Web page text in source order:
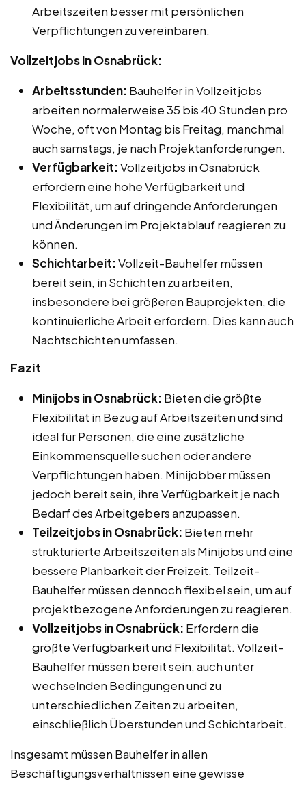
Arbeitszeiten besser mit persönlichen
Verpflichtungen zu vereinbaren.
Vollzeitjobs in Osnabrück:
Arbeitsstunden: Bauhelfer in Vollzeitjobs
arbeiten normalerweise 35 bis 40 Stunden pro
Woche, oft von Montag bis Freitag, manchmal
auch samstags, je nach Projektanforderungen.
Verfügbarkeit:Vollzeitjobs in Osnabrück
erfordern eine hohe Verfügbarkeit und
Flexibilität, um auf dringende Anforderungen
und Änderungen im Projektablauf reagieren zu
können.
Schichtarbeit:Vollzeit-Bauhelfer müssen
bereit sein, in Schichten zu arbeiten,
insbesondere bei größeren Bauprojekten, die
kontinuierliche Arbeit erfordern. Dies kann auch
Nachtschichten umfassen.
Fazit
Minijobs in Osnabrück: Bieten die größte
Flexibilität in Bezug auf Arbeitszeiten und sind
ideal für Personen, die eine zusätzliche
Einkommensquelle suchen oder andere
Verpflichtungen haben. Minijobber müssen
jedoch bereit sein, ihre Verfügbarkeit je nach
Bedarf des Arbeitgebers anzupassen.
Teilzeitjobs in Osnabrück: Bieten mehr
strukturierte Arbeitszeiten als Minijobs und eine
bessere Planbarkeit der Freizeit. Teilzeit-
Bauhelfer müssen dennoch flexibel sein, um auf
projektbezogene Anforderungen zu reagieren.
Vollzeitjobs in Osnabrück: Erfordern die
größte Verfügbarkeit und Flexibilität. Vollzeit-
Bauhelfer müssen bereit sein, auch unter
wechselnden Bedingungen und zu
unterschiedlichen Zeiten zu arbeiten,
einschließlich Überstunden und Schichtarbeit.
Insgesamt müssen Bauhelfer in allen
Beschäftigungsverhältnissen eine gewisse